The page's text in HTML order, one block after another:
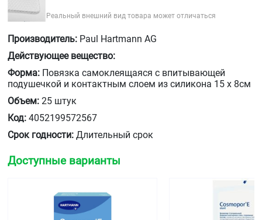
Реальный внешний вид товара может отличаться
Производитель: Paul Hartmann AG
Действующее вещество:
Форма: Повязка самоклеящаяся с впитывающей
подушечкой и контактным слоем из силикона 15 х 8см
Объем: 25 штук
Код: 4052199572567
Срок годности: Длительный срок
Доступные варианты